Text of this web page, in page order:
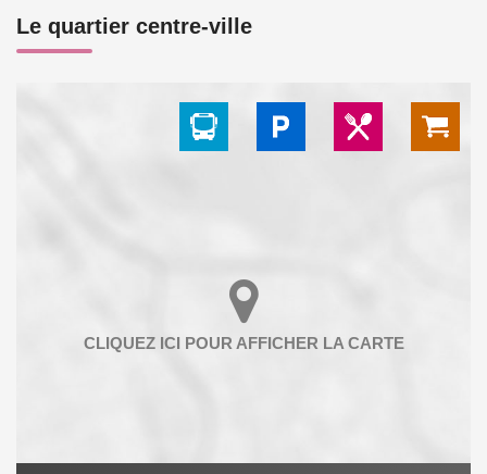
Le quartier centre-ville